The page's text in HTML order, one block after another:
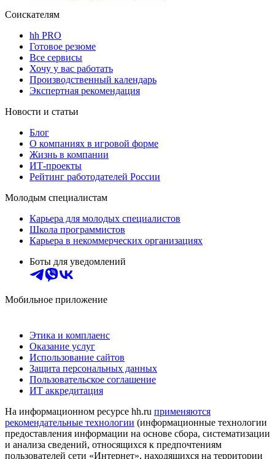
Соискателям
hh PRO
Готовое резюме
Все сервисы
Хочу у вас работать
Производственный календарь
Экспертная рекомендация
Новости и статьи
Блог
О компаниях в игровой форме
Жизнь в компании
ИТ-проекты
Рейтинг работодателей России
Молодым специалистам
Карьера для молодых специалистов
Школа программистов
Карьера в некоммерческих организациях
Боты для уведомлений
Мобильное приложение
Этика и комплаенс
Оказание услуг
Использование сайтов
Защита персональных данных
Пользовательское соглашение
ИТ аккредитация
На информационном ресурсе hh.ru применяются
рекомендательные технологии (информационные технологии
предоставления информации на основе сбора, систематизации
и анализа сведений, относящихся к предпочтениям
пользователей сети «Интернет», находящихся на территории